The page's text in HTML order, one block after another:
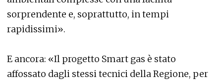
sorprendente e, soprattutto, in tempi
rapidissimi».
E ancora: «Il progetto Smart gas è stato
affossato dagli stessi tecnici della Regione, per